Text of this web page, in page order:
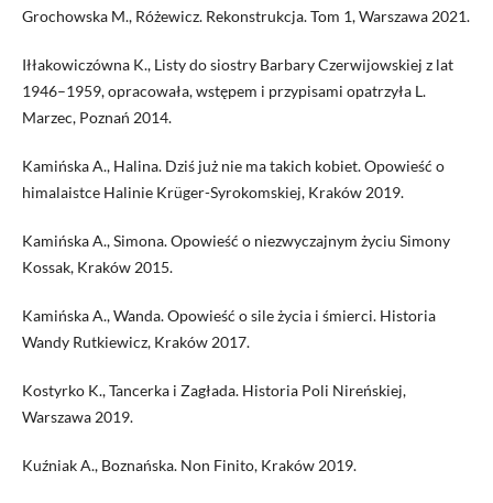
Grochowska M., Różewicz. Rekonstrukcja. Tom 1, Warszawa 2021.
Iłłakowiczówna K., Listy do siostry Barbary Czerwijowskiej z lat
1946–1959, opracowała, wstępem i przypisami opatrzyła L.
Marzec, Poznań 2014.
Kamińska A., Halina. Dziś już nie ma takich kobiet. Opowieść o
himalaistce Halinie Krüger-Syrokomskiej, Kraków 2019.
Kamińska A., Simona. Opowieść o niezwyczajnym życiu Simony
Kossak, Kraków 2015.
Kamińska A., Wanda. Opowieść o sile życia i śmierci. Historia
Wandy Rutkiewicz, Kraków 2017.
Kostyrko K., Tancerka i Zagłada. Historia Poli Nireńskiej,
Warszawa 2019.
Kuźniak A., Boznańska. Non Finito, Kraków 2019.